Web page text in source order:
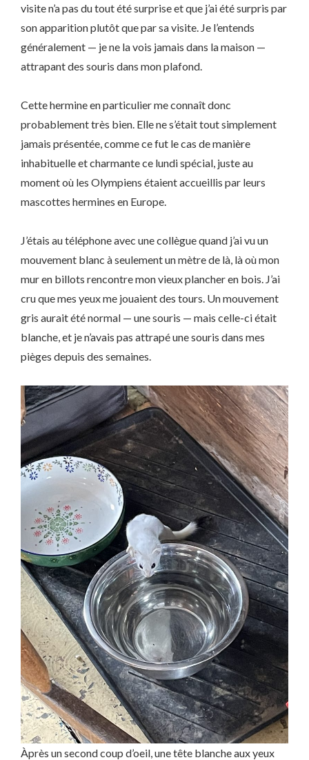
visite n’a pas du tout été surprise et que j’ai été surpris par
son apparition plutôt que par sa visite. Je l’entends
généralement — je ne la vois jamais dans la maison —
attrapant des souris dans mon plafond.
Cette hermine en particulier me connaît donc
probablement très bien. Elle ne s’était tout simplement
jamais présentée, comme ce fut le cas de manière
inhabituelle et charmante ce lundi spécial, juste au
moment où les Olympiens étaient accueillis par leurs
mascottes hermines en Europe.
J’étais au téléphone avec une collègue quand j’ai vu un
mouvement blanc à seulement un mètre de là, là où mon
mur en billots rencontre mon vieux plancher en bois. J’ai
cru que mes yeux me jouaient des tours. Un mouvement
gris aurait été normal — une souris — mais celle-ci était
blanche, et je n’avais pas attrapé une souris dans mes
pièges depuis des semaines.
Àprès un second coup d’oeil, une tête blanche aux yeux